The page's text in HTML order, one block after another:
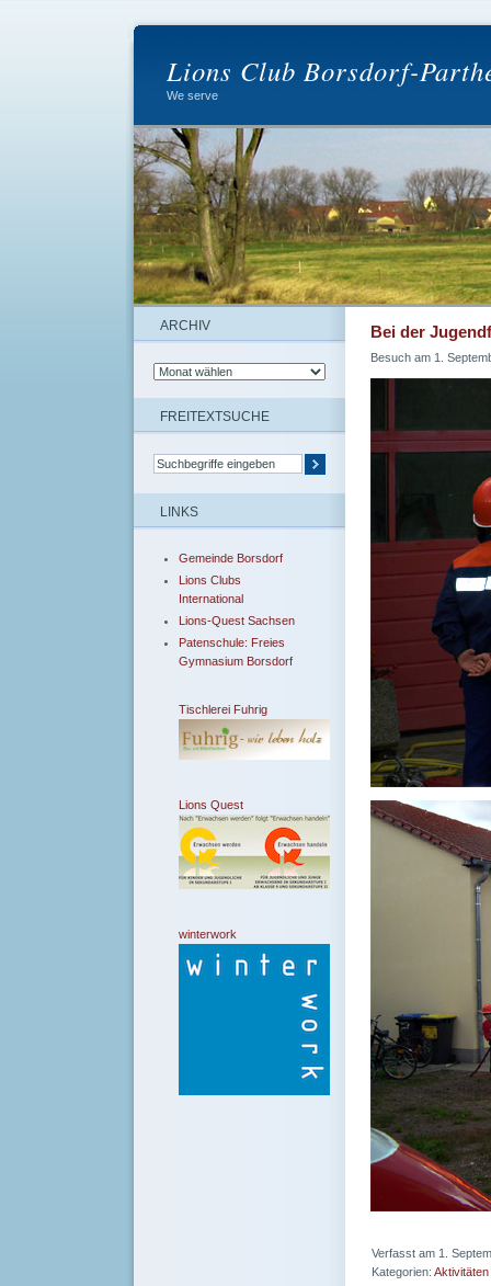
Lions Club Borsdorf-
We serve
ARCHIV
FREITEXTSUCHE
LINKS
Gemeinde Borsdorf
Lions Clubs
International
Lions-Quest Sachsen
Patenschule: Freies
Gymnasium Borsdorf
Tischlerei Fuhrig
Lions Quest
winterwork
Bei der
Besuch am 1.
Verfasst am 1.
Kategorien: Aktivitäten